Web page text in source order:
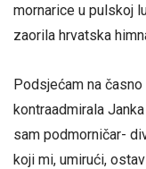
mornarice u pulskoj
zaorila hrvatska
Podsjećam na
kontraadmirala
sam podmorničar-
koji mi, umirući,